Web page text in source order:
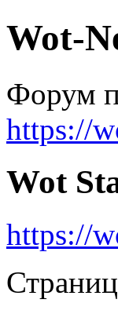
Wot-
Форум
https://
Wot
https://